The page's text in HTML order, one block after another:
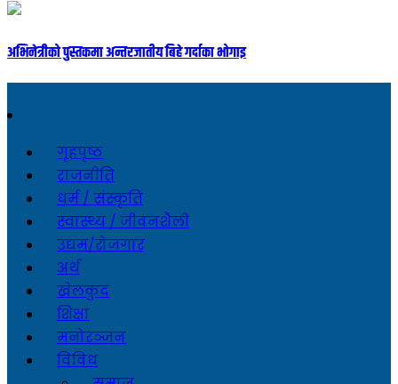
अभिनेत्रीको पुस्तकमा अन्तरजातीय बिहे गर्दाका भोगाइ
गृहपृष्ठ
राजनीति
धर्म / संस्कृति
स्वास्थ्य / जीवनशैली
उद्यम/रोजगार
अर्थ
खेलकुद
शिक्षा
मनोरञ्जन
विविध